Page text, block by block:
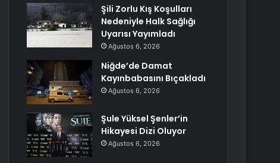
Şili Zorlu Kış Koşulları
Nedeniyle Halk Sağlığı
Uyarısı Yayımladı
Ağustos 6, 2026
Niğde’de Damat
Kayınbabasını Bıçakladı
Ağustos 6, 2026
Şule Yüksel Şenler’in
Hikayesi Dizi Oluyor
Ağustos 6, 2026